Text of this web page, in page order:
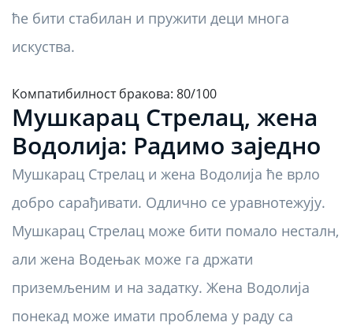
ће бити стабилан и пружити деци многа
искуства.
Компатибилност бракова: 80/100
Мушкарац Стрелац, жена
Водолија: Радимо заједно
Мушкарац Стрелац и жена Водолија ће врло
добро сарађивати. Одлично се уравнотежују.
Мушкарац Стрелац може бити помало несталн,
али жена Водењак може га држати
приземљеним и на задатку. Жена Водолија
понекад може имати проблема у раду са